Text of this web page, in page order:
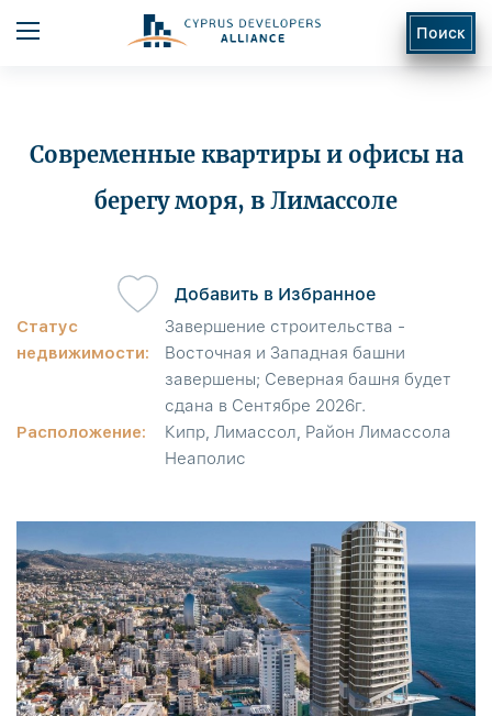
Поиск
Современные квартиры и офисы на
берегу моря, в Лимассоле
Статус
недвижимости:
Завершение строительства -
Восточная и Западная башни
завершены; Северная башня будет
сдана в Сентябре 2026г.
Расположение:
Кипр, Лимассол, Район Лимассола
Неаполис
Добавить в Избранное